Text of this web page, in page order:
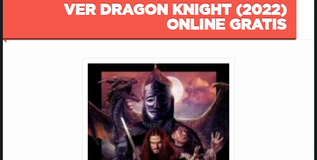
VER DRAGON KNIGHT (2022)
ONLINE GRATIS